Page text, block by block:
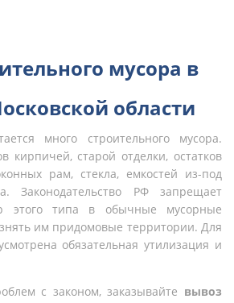
мусора в
области
много строительного мусора.
кирпичей, старой отделки, остатков
рам, стекла, емкостей из-под
Законодательство РФ запрещает
этого типа в обычные мусорные
им придомовые территории. Для
обязательная утилизация и
с законом, заказывайте вывоз